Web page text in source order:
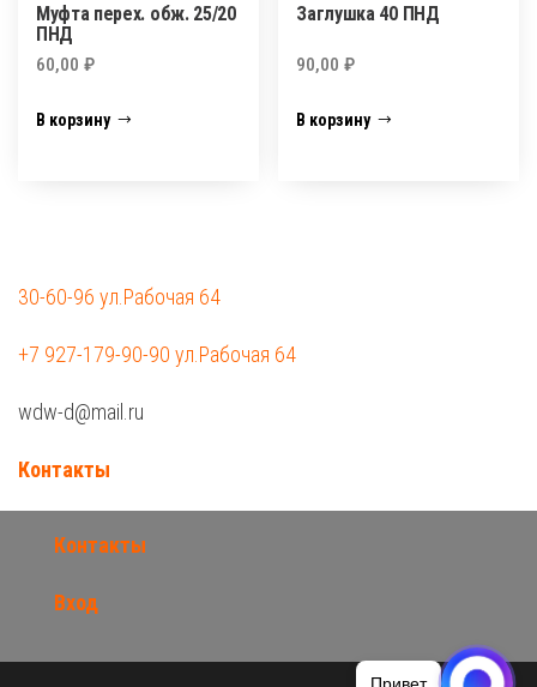
Муфта перех. обж. 25/20
ПНД
60,00 ₽
В корзину
Заглушка 40 ПНД
90,00₽
В корзину
30-60-96 ул.Рабочая 64
+7 927-179-90-90 ул.Рабочая 64
wdw-d@mail.ru
Контакты
Контакты
Вход